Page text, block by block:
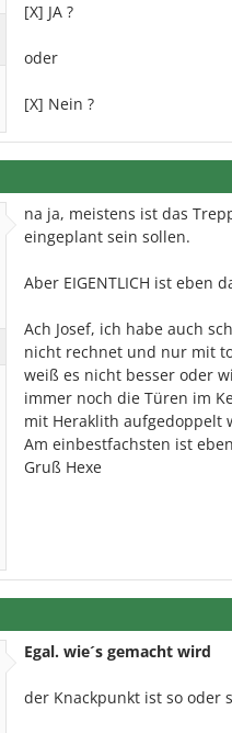
[X] JA ?
oder
[X] Nein ?
na ja, meistens ist das
eingeplant sein sollen.
Aber EIGENTLICH ist eben
Ach Josef, ich habe auch
nicht rechnet und nur mit
weiß es nicht besser oder
immer noch die Türen im
mit Heraklith aufgedoppelt
Am einbestfachsten ist
Gruß Hexe
Egal. wie´s gemacht wird
der Knackpunkt ist so oder